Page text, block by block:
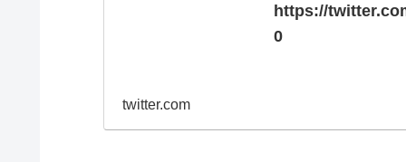
https://
0
twitter.com